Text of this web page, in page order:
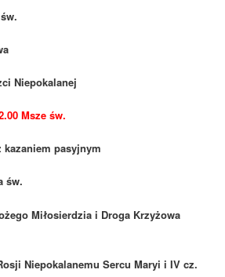
Niepokalanej
Msze św.
pasyjnym
św.
Miłosierdzia i Droga Krzyżowa
Niepokalanemu Sercu Maryi i IV cz.